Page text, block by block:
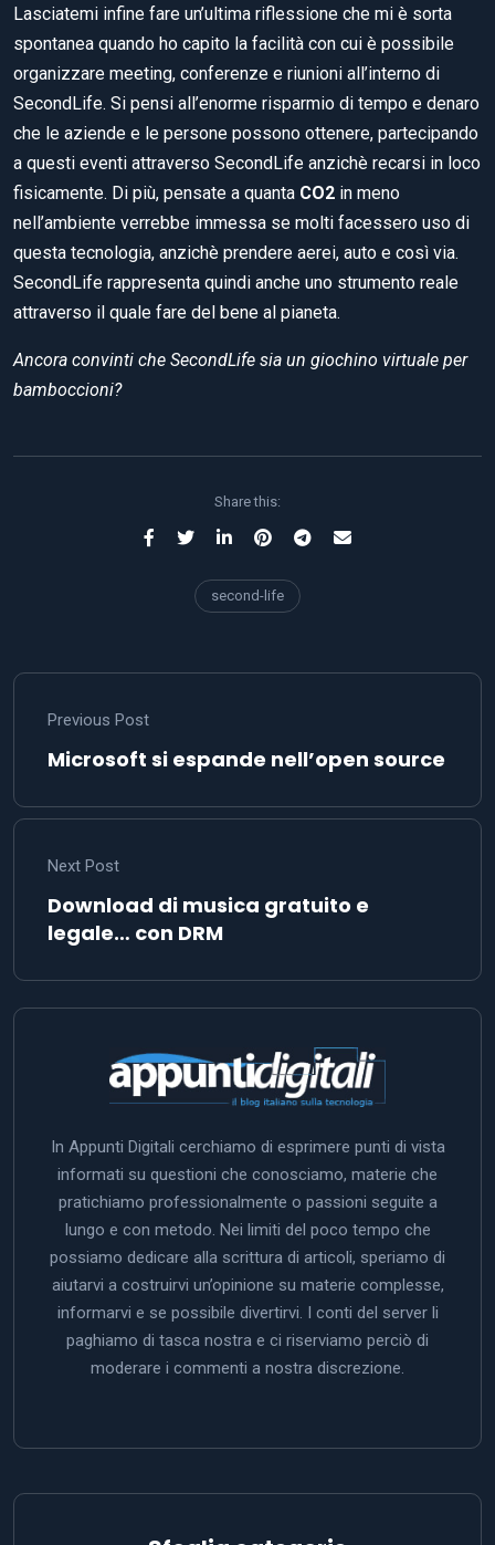
Lasciatemi infine fare un’ultima riflessione che mi è sorta
spontanea quando ho capito la facilità con cui è possibile
organizzare meeting, conferenze e riunioni all’interno di
SecondLife. Si pensi all’enorme risparmio di tempo e denaro
che le aziende e le persone possono ottenere, partecipando
a questi eventi attraverso SecondLife anzichè recarsi in loco
fisicamente. Di più, pensate a quanta CO2 in meno
nell’ambiente verrebbe immessa se molti facessero uso di
questa tecnologia, anzichè prendere aerei, auto e così via.
SecondLife rappresenta quindi anche uno strumento reale
attraverso il quale fare del bene al pianeta.
Ancora convinti che SecondLife sia un giochino virtuale per
bamboccioni?
Share this:
second-life
Previous Post
Microsoft si espande nell’open source
Next Post
Download di musica gratuito e
legale… con DRM
In Appunti Digitali cerchiamo di esprimere punti di vista
informati su questioni che conosciamo, materie che
pratichiamo professionalmente o passioni seguite a
lungo e con metodo. Nei limiti del poco tempo che
possiamo dedicare alla scrittura di articoli, speriamo di
aiutarvi a costruirvi un’opinione su materie complesse,
informarvi e se possibile divertirvi. I conti del server li
paghiamo di tasca nostra e ci riserviamo perciò di
moderare i commenti a nostra discrezione.